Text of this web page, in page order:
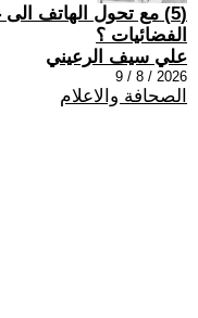
(5) مع تحول الهاتف
الفضائيات ؟
علي سيف الرعيني
2026 / 8 / 9
الصحافة والاعلام